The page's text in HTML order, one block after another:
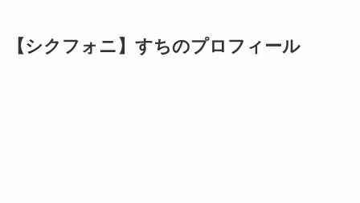
【シクフォニ】すちのプロフィール